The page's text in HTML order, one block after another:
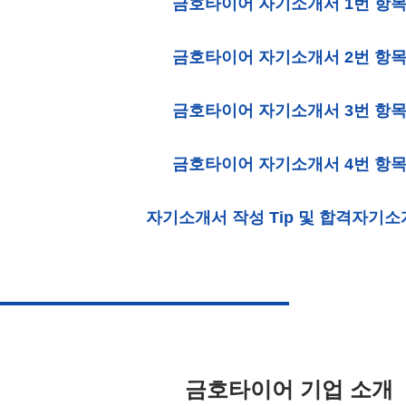
금호타이어 자기소개서 1번 항목
금호타이어 자기소개서 2번 항목
금호타이어 자기소개서 3번 항목
금호타이어 자기소개서 4번 항목
자기소개서 작성 Tip 및 합격자기소
금호타이어 기업 소개